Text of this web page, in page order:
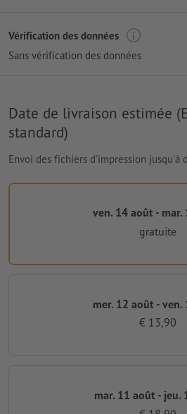
Vérification des données
Sans vérification des données
Date de livraison estimée
standard)
Envoi des fichiers d'impression jusqu'à
ven. 14 août - mar.
gratuite
mer. 12 août - ven.
€ 13,90
mar. 11 août - jeu.